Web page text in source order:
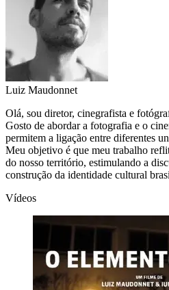
Luiz Maudonnet
Olá, sou diretor, cinegrafista e
Gosto de abordar a fotografia e o
permitem a ligação entre diferentes
Meu objetivo é que meu trabalho
do nosso território, estimulando a
construção da identidade cultural
Vídeos